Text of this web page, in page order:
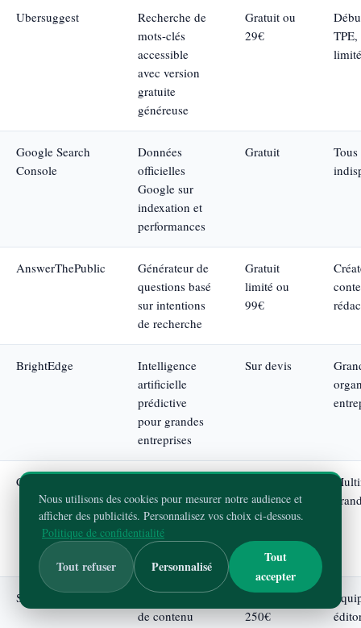
Ubersuggest
Recherche de
mots-clés
accessible
avec version
gratuite
généreuse
Gratuit ou
29€
Google Search
Console
Données
officielles
Google sur
indexation et
performances
Gratuit
AnswerThePublic
Générateur de
questions basé
sur intentions
de recherche
Gratuit
limité ou
99€
BrightEdge
Intelligence
artificielle
prédictive
pour grandes
entreprises
Sur devis
Conductor
enterprise
pour structures
internationales
complexes
Semji
Optimisation
de contenu
À partir de
250€
Nous utilisons des cookies pour mesurer notre audience et
afficher des publicités. Personnalisez vos choix ci-dessous.
Politique de confidentialité
Tout refuser Personnalisé
Tout
accepter